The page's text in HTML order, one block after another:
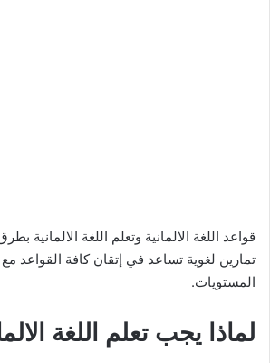
قواعد اللغة الالمانية وتعلم اللغة الالمانية
تمارين لغوية تساعد في إتقان كافة القواعد
المستويات.
لماذا يجب تعلم اللغة